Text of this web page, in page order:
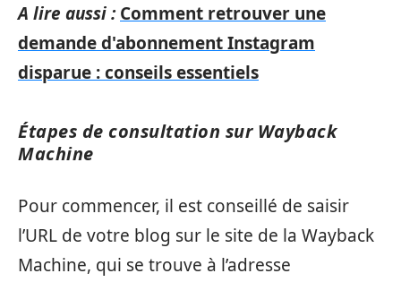
A lire aussi : Comment retrouver une
demande d'abonnement Instagram
disparue : conseils essentiels
Étapes de consultation sur Wayback
Machine
Pour commencer, il est conseillé de saisir
l’URL de votre blog sur le site de la Wayback
Machine, qui se trouve à l’adresse